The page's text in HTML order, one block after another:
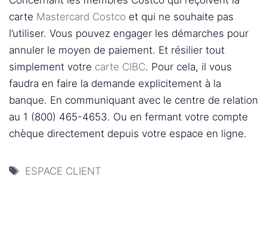
carte Mastercard Costco et qui ne souhaite pas
l’utiliser. Vous pouvez engager les démarches pour
annuler le moyen de paiement. Et résilier tout
simplement votre carte CIBC. Pour cela, il vous
faudra en faire la demande explicitement à la
banque. En communiquant avec le centre de relation
au 1 (800) 465-4653. Ou en fermant votre compte
chèque directement depuis votre espace en ligne.
Étiquettes
ESPACE CLIENT